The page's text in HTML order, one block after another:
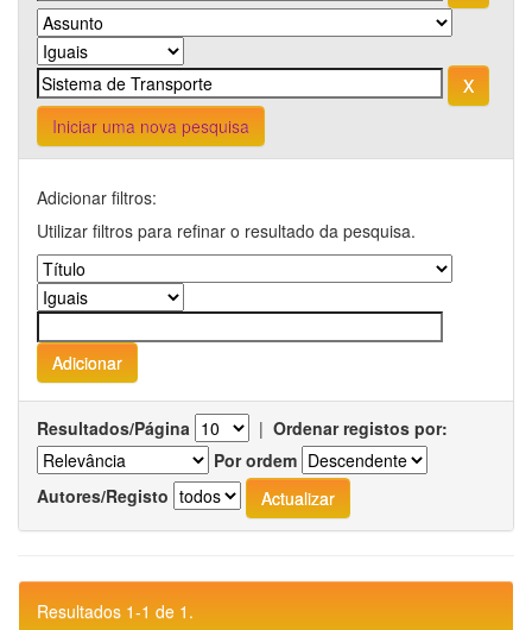
Iniciar uma nova pesquisa
Adicionar filtros:
Utilizar filtros para refinar o resultado da pesquisa.
Resultados/Página | Ordenar registos por:
Por ordem
Autores/Registo
Resultados 1-1 de 1.